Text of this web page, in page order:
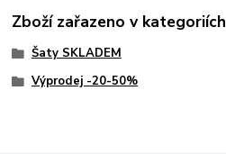
Zboží zařazeno v kategoriích
Šaty SKLADEM
Výprodej -20-50%